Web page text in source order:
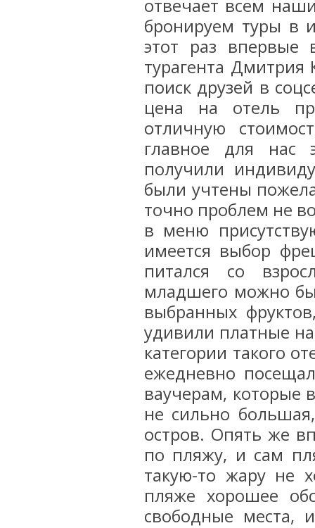
отвечает всем
бронируем туры в
этот раз впервые
турагента
поиск друзей в
цена на отель
отличную
главное для нас
получили
были учтены
точно проблем не
в меню
имеется выбор
питался со
младшего можно
выбранных
удивили платные
категории такого
ежедневно
ваучерам, которые
не сильно
остров. Опять же
по пляжу, и сам
такую-то жару не
пляже хорошее
свободные места,